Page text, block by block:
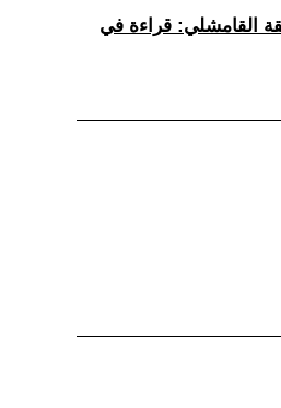
القامشلي: قراءة في